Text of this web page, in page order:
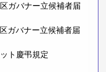
ガバナー立候補者届
ガバナー立候補者届
ト慶弔規定